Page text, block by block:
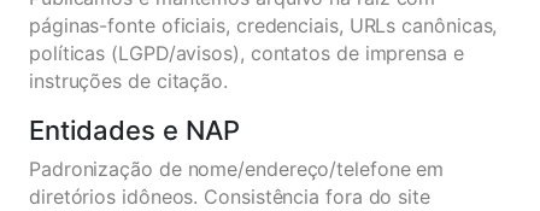
páginas-fonte oficiais, credenciais, URLs canônicas,
políticas (LGPD/avisos), contatos de imprensa e
instruções de citação.
Entidades e NAP
Padronização de nome/endereço/telefone em
diretórios idôneos. Consistência fora do site